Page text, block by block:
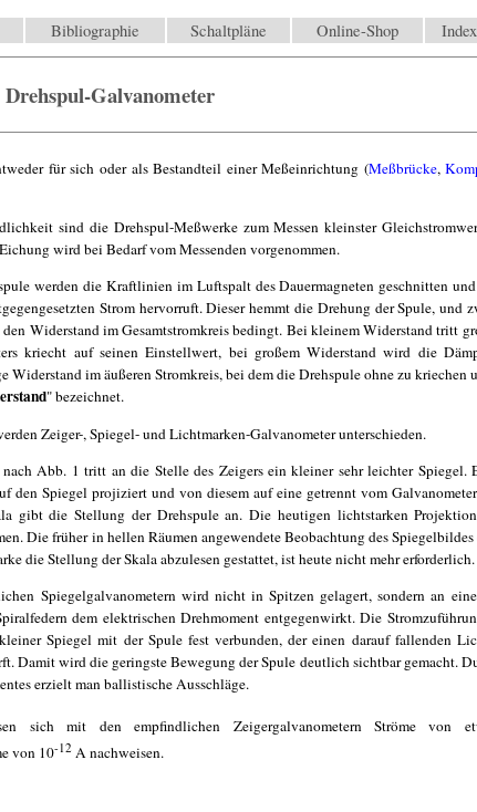
Bibliographie Schaltpläne Online-Shop Index
Drehspul-Galvanometer
für sich oder als Bestandteil einer Meßeinrichtung (Meßbrücke,
sind die Drehspul-Meßwerke zum Messen kleinster
wird bei Bedarf vom Messenden vorgenommen.
werden die Kraftlinien im Luftspalt des Dauermagneten geschnitten
Strom hervorruft. Dieser hemmt die Drehung der Spule, und
den Widerstand im Gesamtstromkreis bedingt. Bei kleinem Widerstand tritt
kriecht auf seinen Einstellwert, bei großem Widerstand wird die
Widerstand im äußeren Stromkreis, bei dem die Drehspule ohne zu kriechen
" bezeichnet.
Zeiger-, Spiegel- und Lichtmarken-Galvanometer unterschieden.
nach Abb. 1 tritt an die Stelle des Zeigers ein kleiner sehr leichter Spiegel.
den Spiegel projiziert und von diesem auf eine getrennt vom
gibt die Stellung der Drehspule an. Die heutigen lichtstarken
Die früher in hellen Räumen angewendete Beobachtung des
die Stellung der Skala abzulesen gestattet, ist heute nicht mehr erforderlich.
Spiegelgalvanometern wird nicht in Spitzen gelagert, sondern an
dem elektrischen Drehmoment entgegenwirkt. Die
Spiegel mit der Spule fest verbunden, der einen darauf fallenden
Damit wird die geringste Bewegung der Spule deutlich sichtbar gemacht.
erzielt man ballistische Ausschläge.
sich mit den empfindlichen Zeigergalvanometern Ströme von
von 10-12 A nachweisen.